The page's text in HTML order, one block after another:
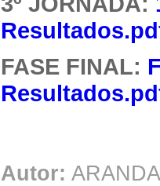
FASE FINAL:
Autor: